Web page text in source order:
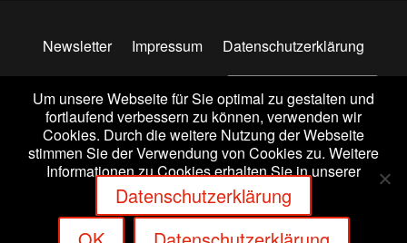
Newsletter Impressum Datenschutzerklärung
AGB Widerrufsbelehrung Vertrag widerrufen
© ABACUSSPIELE VERLAGS GMBH & CO. KG |
SCHOPENHAUERSTR. 41 | D-63303 DREIEICH
Um unsere Webseite für Sie optimal zu gestalten und
fortlaufend verbessern zu können, verwenden wir
Cookies. Durch die weitere Nutzung der Webseite
stimmen Sie der Verwendung von Cookies zu. Weitere
Informationen zu Cookies erhalten Sie in unserer
Datenschutzerklärung